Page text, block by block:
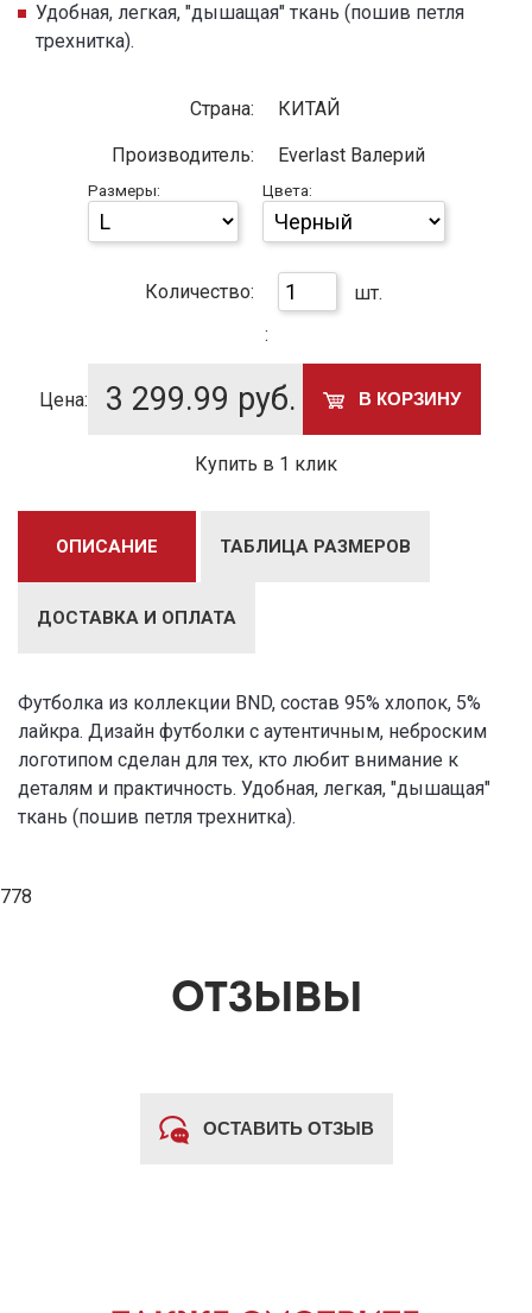
Удобная, легкая, "дышащая" ткань (пошив петля
трехнитка).
Страна: КИТАЙ
Производитель: Everlast Валерий
Размеры: Цвета:
Количество:
шт.
:
Цена: 3 299.99 руб. В КОРЗИНУ
Купить в 1 клик
ОПИСАНИЕ ТАБЛИЦА РАЗМЕРОВ
ДОСТАВКА И ОПЛАТА
Футболка из коллекции BND, состав 95% хлопок, 5%
лайкра. Дизайн футболки с аутентичным, неброским
логотипом сделан для тех, кто любит внимание к
деталям и практичность. Удобная, легкая, "дышащая"
ткань (пошив петля трехнитка).
778
ОТЗЫВЫ
ОСТАВИТЬ ОТЗЫВ